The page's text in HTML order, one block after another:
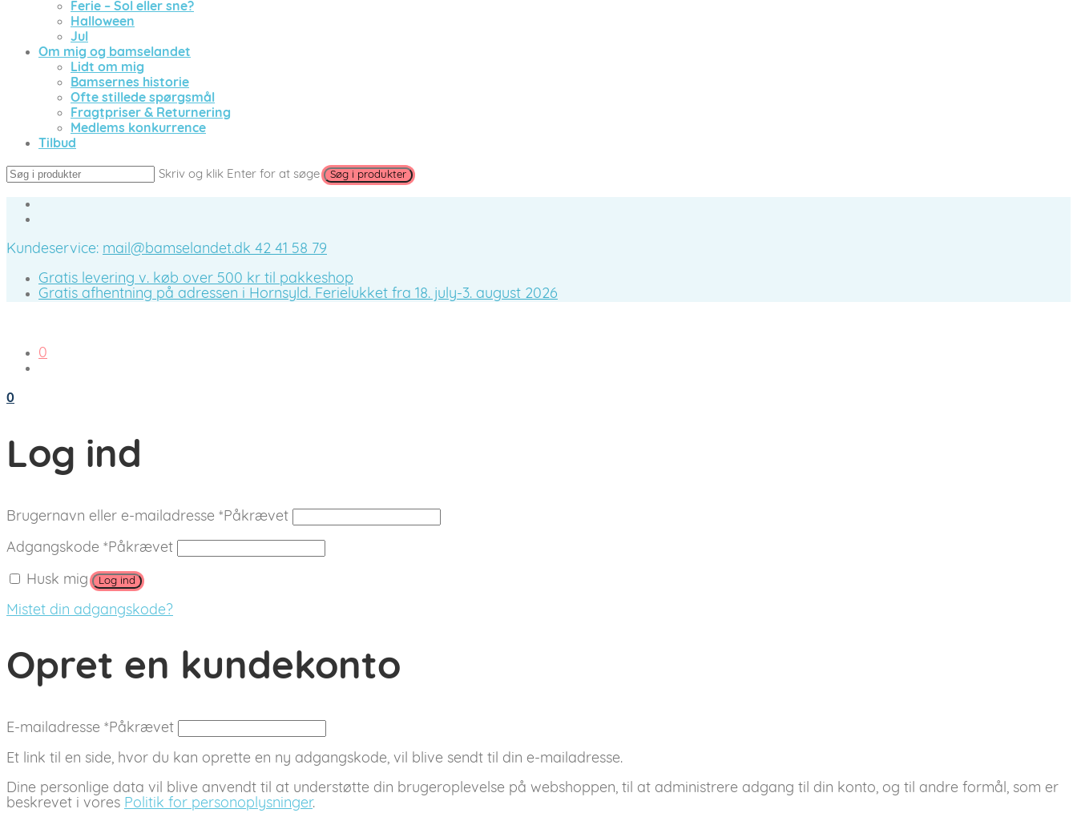
Ferie – Sol eller sne?
Halloween
Jul
Om mig og bamselandet
Lidt om mig
Bamsernes historie
Ofte stillede spørgsmål
Fragtpriser & Returnering
Medlems konkurrence
Tilbud
Skriv og klik Enter for at søge
Kundeservice: mail@bamselandet.dk 42 41 58 79
Gratis levering v. køb over 500 kr til pakkeshop
Gratis afhentning på adressen i Hornsyld. Ferielukket fra 18. july-3. august 2026
0
0
Log ind
Brugernavn eller e-mailadresse *Påkrævet
Adgangskode *Påkrævet
Husk mig Log ind
Mistet din adgangskode?
Opret en kundekonto
E-mailadresse *Påkrævet
Et link til en side, hvor du kan oprette en ny adgangskode, vil blive sendt til din e-mailadresse.
Dine personlige data vil blive anvendt til at understøtte din brugeroplevelse på webshoppen, til at administrere adgang til din konto, og til andre formål, som er
beskrevet i vores Politik for personoplysninger.